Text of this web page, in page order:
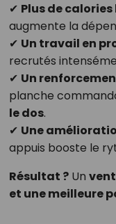
✔ Plus de
augmente la
✔ Un travail en
recrutés
✔ Un
planche
le dos.
✔ Une
appuis booste le
Résultat ?Un
et une meilleure